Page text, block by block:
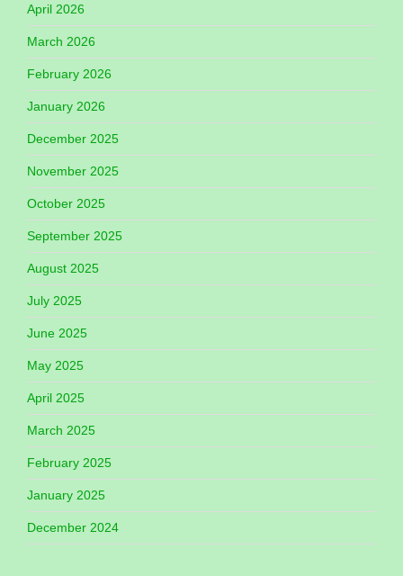
April 2026
March 2026
February 2026
January 2026
December 2025
November 2025
October 2025
September 2025
August 2025
July 2025
June 2025
May 2025
April 2025
March 2025
February 2025
January 2025
December 2024